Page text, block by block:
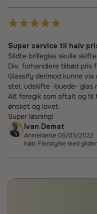
Super service til halv
Slidte brilleglas skulle
Div. forhandlere tilbød
Glassify derimod kunne
stel, udskifte -buede- glas
Alt foregik som aftalt og
ønsket og lovet.
Super løsning!
Ivan Demat
Anmeldelse 05/03/2022
Køb: Flerstyrke med